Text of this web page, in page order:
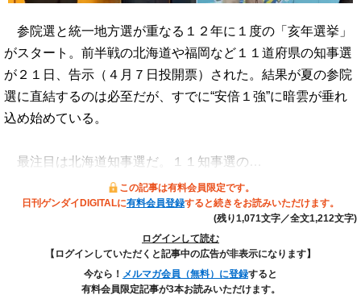
参院選と統一地方選が重なる１２年に１度の「亥年選挙」
がスタート。前半戦の北海道や福岡など１１道府県の知事選
が２１日、告示（４月７日投開票）された。結果が夏の参院
選に直結するのは必至だが、すでに“安倍１強”に暗雲が垂れ
込め始めている。
最注目は北海道知事選だ。１１知事選の…
この記事は有料会員限定です。
日刊ゲンダイDIGITALに有料会員登録すると続きをお読みいただけます。
(残り1,071文字／全文1,212文字)
ログインして読む
【ログインしていただくと記事中の広告が非表示になります】
今なら！ メルマガ会員（無料）に登録すると
有料会員限定記事が3本お読みいただけます。